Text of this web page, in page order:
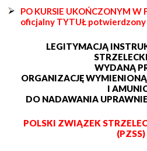
PO KURSIE UKOŃCZONYM W
oficjalny TYTUŁ potwierdzony
LEGITYMACJĄ
WYDANĄ
ORGANIZACJĘ
I
DO NADAWANIA
POLSKI ZWIĄZEK
(PZSS)